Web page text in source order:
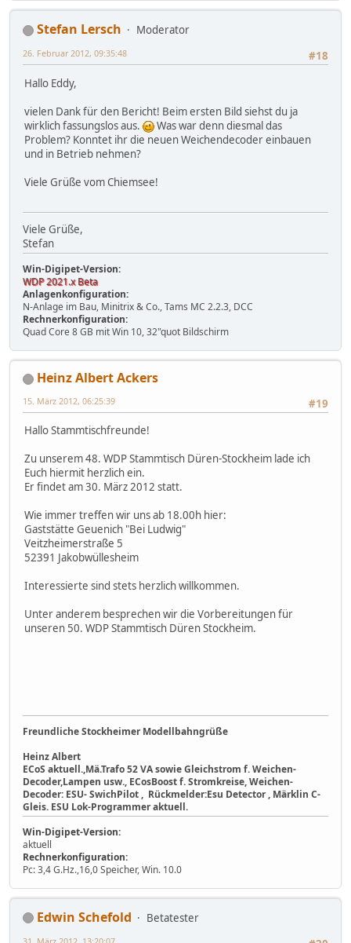
Stefan Lersch
Moderator
#18
26. Februar 2012, 09:35:48
Hallo Eddy,
vielen Dank für den Bericht! Beim ersten Bild siehst du ja
wirklich fassungslos aus.
Was war denn diesmal das
Problem? Konntet ihr die neuen Weichendecoder einbauen
und in Betrieb nehmen?
Viele Grüße vom Chiemsee!
Viele Grüße,
Stefan
Win-Digipet-Version:
WDP 2021.x Beta
Anlagenkonfiguration:
N-Anlage im Bau, Minitrix & Co., Tams MC 2.2.3, DCC
Rechnerkonfiguration:
Quad Core 8 GB mit Win 10, 32"quot Bildschirm
Heinz Albert Ackers
#19
15. März 2012, 06:25:39
Hallo Stammtischfreunde!
Zu unserem 48. WDP Stammtisch Düren-Stockheim lade ich
Euch hiermit herzlich ein.
Er findet am 30. März 2012 statt.
Wie immer treffen wir uns ab 18.00h hier:
Gaststätte Geuenich "Bei Ludwig"
Veitzheimerstraße 5
52391 Jakobwüllesheim
Interessierte sind stets herzlich willkommen.
Unter anderem besprechen wir die Vorbereitungen für
unseren 50. WDP Stammtisch Düren Stockheim.
Freundliche Stockheimer Modellbahngrüße
Heinz Albert
ECoS aktuell.,Mä.Trafo 52 VA sowie Gleichstrom f. Weichen-
Decoder,Lampen usw., ECosBoost f. Stromkreise, Weichen-
Decoder: ESU- SwichPilot , Rückmelder:Esu Detector , Märklin C-
Gleis. ESU Lok-Programmer aktuell.
Win-Digipet-Version:
aktuell
Rechnerkonfiguration:
Pc: 3,4 G.Hz.,16,0 Speicher, Win. 10.0
Edwin Schefold
Betatester